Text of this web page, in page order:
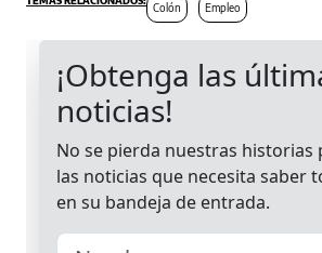
Colón Empleo